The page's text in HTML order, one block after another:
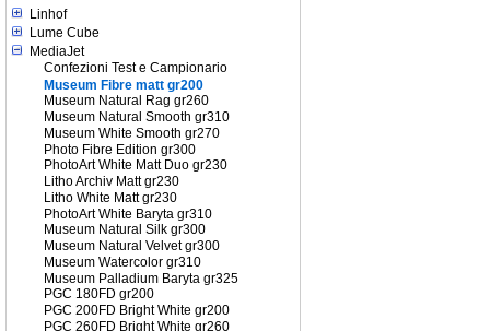
Linhof
Lume Cube
MediaJet
Confezioni Test e Campionario
Museum Fibre matt gr200
Museum Natural Rag gr260
Museum Natural Smooth gr310
Museum White Smooth gr270
Photo Fibre Edition gr300
PhotoArt White Matt Duo gr230
Litho Archiv Matt gr230
Litho White Matt gr230
PhotoArt White Baryta gr310
Museum Natural Silk gr300
Museum Natural Velvet gr300
Museum Watercolor gr310
Museum Palladium Baryta gr325
PGC 180FD gr200
PGC 200FD Bright White gr200
PGC 260FD Bright White gr260